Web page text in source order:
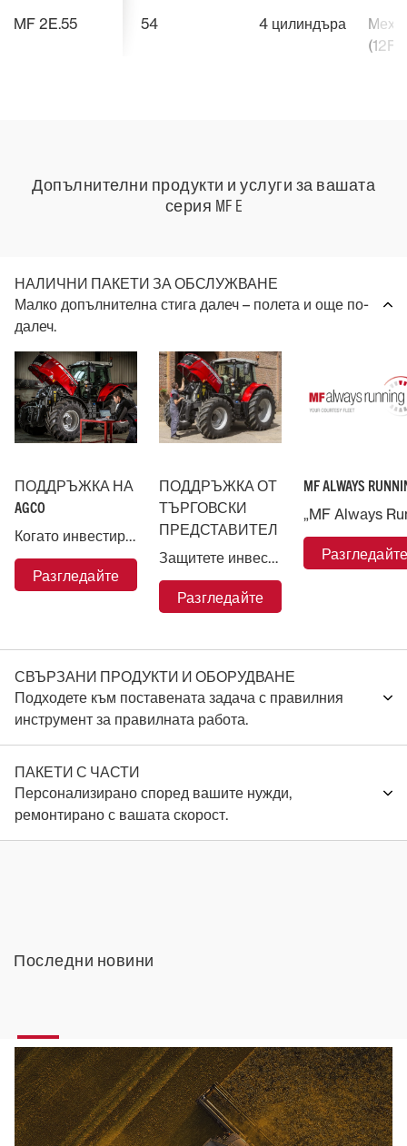
54 4 цилиндъра
(12F/
MF 2E.55
Допълнителни продукти и услуги за вашата
серия MF E
НАЛИЧНИ ПАКЕТИ ЗА ОБСЛУЖВАНЕ
Малко допълнителна стига далеч – полета и още по-
далеч.
ПОДДРЪЖКА НА
AGCO
Когато инвестирате в машина Massey Ferguson, вие сте подкрепени от AGCO, най-голямата компания за селскостопански машини в света.
Разгледайте
ПОДДРЪЖКА ОТ
ТЪРГОВСКИ
ПРЕДСТАВИТЕЛ
Защитете инвестицията си в Massey Ferguson и поверете машината си в ръцете на експертите.
Разгледайте
MF ALWAYS
СВЪРЗАНИ ПРОДУКТИ И ОБОРУДВАНЕ
Подходете към поставената задача с правилния
инструмент за правилната работа.
ПАКЕТИ С ЧАСТИ
Персонализирано според вашите нужди,
ремонтирано с вашата скорост.
Последни новини